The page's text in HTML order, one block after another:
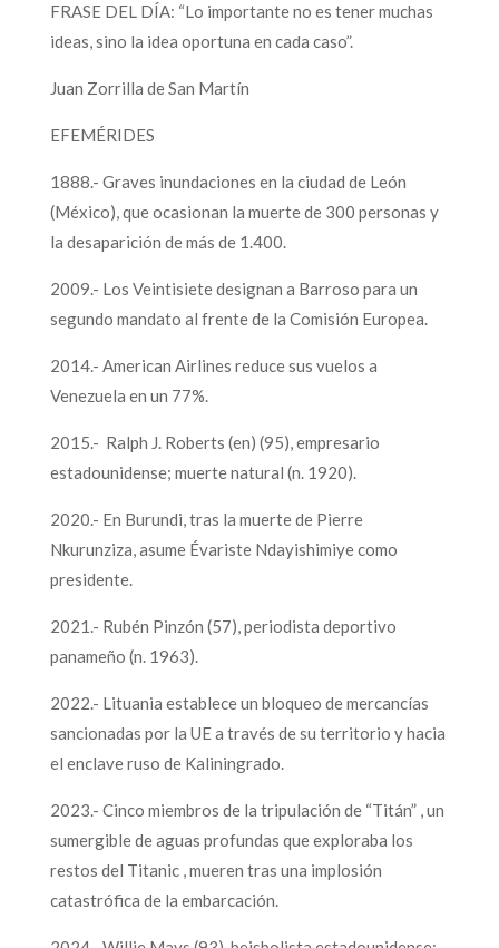
FRASE DEL DÍA: “Lo importante no es tener muchas
ideas, sino la idea oportuna en cada caso”.
Juan Zorrilla de San Martín
EFEMÉRIDES
1888.- Graves inundaciones en la ciudad de León
(México), que ocasionan la muerte de 300 personas y
la desaparición de más de 1.400.
2009.- Los Veintisiete designan a Barroso para un
segundo mandato al frente de la Comisión Europea.
2014.- American Airlines reduce sus vuelos a
Venezuela en un 77%.
2015.- Ralph J. Roberts (en) (95), empresario
estadounidense; muerte natural (n. 1920).
2020.- En Burundi, tras la muerte de Pierre
Nkurunziza, asume Évariste Ndayishimiye como
presidente.
2021.- Rubén Pinzón (57), periodista deportivo
panameño (n. 1963).
2022.- Lituania establece un bloqueo de mercancías
sancionadas por la UE a través de su territorio y hacia
el enclave ruso de Kaliningrado.
2023.- Cinco miembros de la tripulación de “Titán” , un
sumergible de aguas profundas que exploraba los
restos del Titanic , mueren tras una implosión
catastrófica de la embarcación.